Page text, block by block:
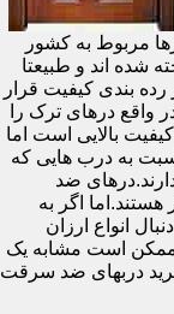
مربوط به کشور
شده اند و طبیعتا
بندی کیفیت قرار
واقع درهای ترک را
بالایی است اما
به درب هایی که
ضد
اگر به
انواع ارزان
است مشابه یک
دربهای ضد سرقت